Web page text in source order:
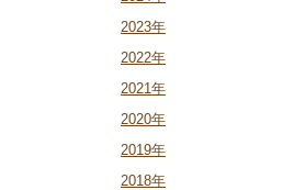
2023年
2022年
2021年
2020年
2019年
2018年